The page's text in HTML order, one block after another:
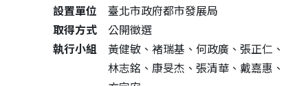
設置單位
臺北市政府都市發展局
取得方式
公開徵選
執行小組
黃健敏、褚瑞基、何政廣、張正仁、
林志銘、康旻杰、張清華、戴嘉惠、